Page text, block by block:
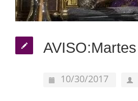
10/30/2017